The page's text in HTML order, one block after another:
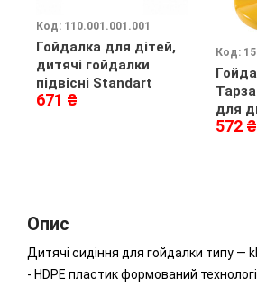
Код: 110.001.001.001
Гойдалка для дітей,
дитячі гойдалки
підвісні Standart
671 ₴
Код:
для
572 ₴
Опис
Дитячі сидіння для гойдалки типу ―
- HDPE пластик формований